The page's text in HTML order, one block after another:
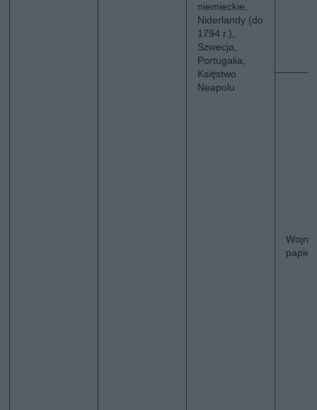
niemieckie,
Niderlandy (do
1794 r.),
Szwecja,
Portugalia,
Księstwo
Neapolu
Wojna